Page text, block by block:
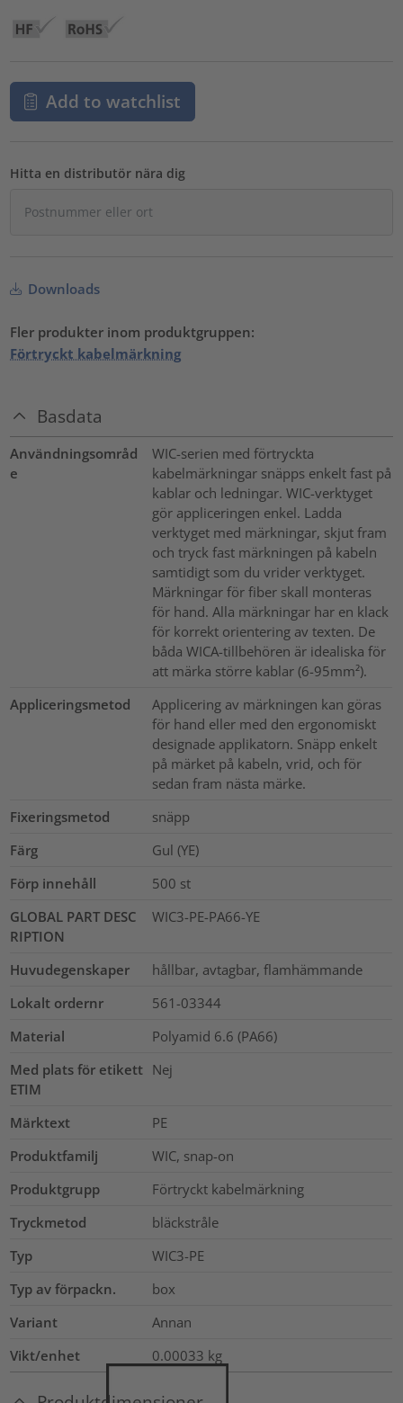
Add to watchlist
Hitta en distributör nära dig
Downloads
Fler produkter inom produktgruppen:
Förtryckt kabelmärkning
Basdata
Användningsområd
e
WIC-serien med förtryckta
kabelmärkningar snäpps enkelt fast på
kablar och ledningar. WIC-verktyget
gör appliceringen enkel. Ladda
verktyget med märkningar, skjut fram
och tryck fast märkningen på kabeln
samtidigt som du vrider verktyget.
Märkningar för fiber skall monteras
för hand. Alla märkningar har en klack
för korrekt orientering av texten. De
båda WICA-tillbehören är idealiska för
att märka större kablar (6-95mm²).
Appliceringsmetod
Applicering av märkningen kan göras
för hand eller med den ergonomiskt
designade applikatorn. Snäpp enkelt
på märket på kabeln, vrid, och för
sedan fram nästa märke.
Fixeringsmetod
snäpp
Färg
Gul (YE)
Förp innehåll
500 st
GLOBAL PART DESC
RIPTION
WIC3-PE-PA66-YE
Huvudegenskaper
hållbar, avtagbar, flamhämmande
Lokalt ordernr
561-03344
Material
Polyamid 6.6 (PA66)
Med plats för etikett
ETIM
Nej
Märktext
PE
Produktfamilj
WIC, snap-on
Produktgrupp
Förtryckt kabelmärkning
Tryckmetod
bläckstråle
Typ
WIC3-PE
Typ av förpackn.
box
Variant
Annan
Vikt/enhet
0.00033 kg